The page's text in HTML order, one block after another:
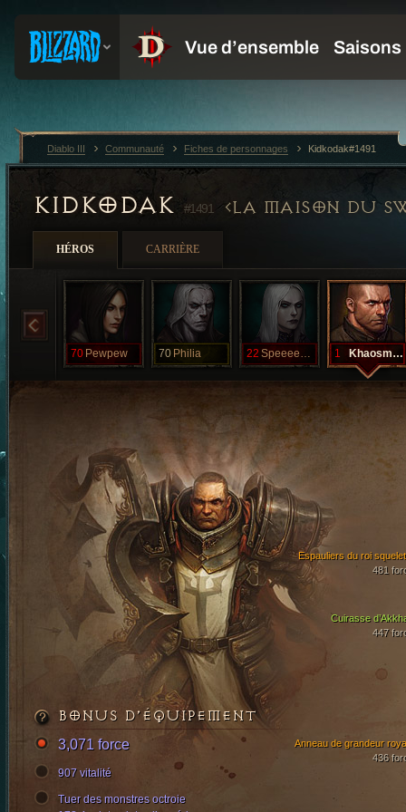
KIDKODAK #1491 LA MAISON DU
HÉROS CARRIÈRE
70 Pewpew 70 Philia 22 Speeeeeeeeed 1 Khaosmosis
Cuirasse
447
Espauliers du roi
481
Anneau de grandeur
436
BONUS D’ÉQUIPEMENT
3,071 force
907 vitalité
Tuer des monstres octroie
Diablo III Communauté Fiches de personnages Kidkodak#1491